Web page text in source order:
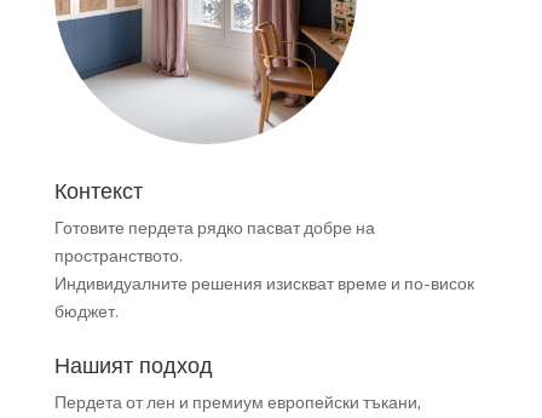
Контекст
Готовите пердета рядко пасват добре на
пространството.
Индивидуалните решения изискват време и по-висок
бюджет.
Нашият подход
Пердета от лен и премиум европейски тъкани,